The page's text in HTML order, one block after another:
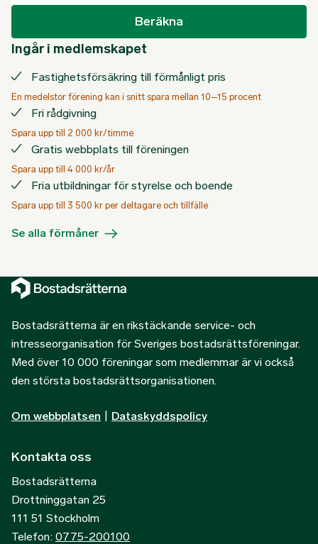
Beräkna
Ingår i medlemskapet
Fastighetsförsäkring till förmånligt pris
En medelstor förening kan i snitt spara mellan 10–15 procent
Fri rådgivning
Spara upp till 2 000 kr/timme
Gratis webbplats till föreningen
Spara upp till 4 000 kr/år
Fria utbildningar för styrelse och boende
Spara upp till 3 500 kr per deltagare och tillfälle
Se alla förmåner
Bostadsrätterna är en rikstäckande service- och
intresseorganisation för Sveriges bostadsrättsföreningar.
Med över 10 000 föreningar som medlemmar är vi också
den största bostadsrättsorganisationen.
Om webbplatsen Dataskyddspolicy
Kontakta oss
Bostadsrätterna
Drottninggatan 25
111 51 Stockholm
Telefon: 0775-200100